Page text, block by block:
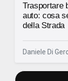
Trasportare
auto: cosa
della Strada
Daniele Di